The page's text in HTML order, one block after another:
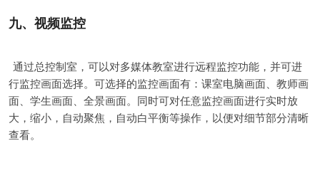
九、视频监控
通过总控制室，可以对多媒体教室进行远程监控功能，并可进
行监控画面选择。可选择的监控画面有：课室电脑画面、教师画
面、学生画面、全景画面。同时可对任意监控画面进行实时放
大，缩小，自动聚焦，自动白平衡等操作，以便对细节部分清晰
查看。